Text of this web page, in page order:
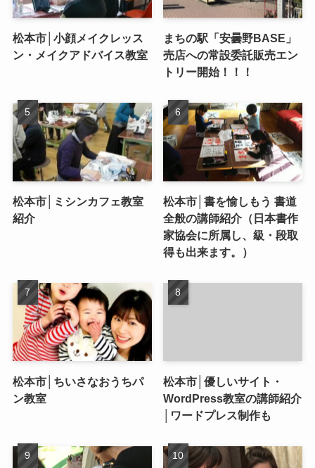
松本市│小顔メイクレッス
ン・メイクアドバイス教室
まちの駅「安曇野BASE」
売店への常設委託販売エン
トリー開始！！！
松本市│ミシンカフェ教室
紹介
松本市│書を愉しもう 書道
全般の講師紹介（日本書作
家協会に所属し、級・段取
得も出来ます。）
松本市│ちいさなおうちパ
ン教室
松本市│優しいサイト・
WordPress教室の講師紹介
│ワードプレス制作も